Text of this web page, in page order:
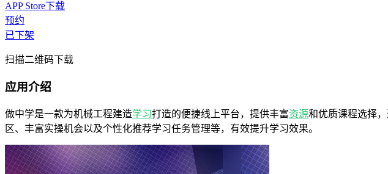
APP Store下载
预约
已下架
扫描二维码下载
应用介绍
做中学是一款为机械工程建造学习打造的便捷线上平台，提供丰富资源和优质课程选择
区、丰富实操机会以及个性化推荐学习任务管理等，有效提升学习效果。